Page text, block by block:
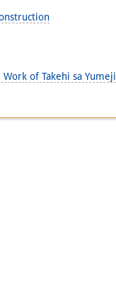
of Takehi sa Yumeji